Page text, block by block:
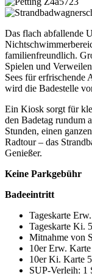
Das flach abfallende
familienfreundlich.
Spielen und
Sees für erfrischende
wird die Badestelle
Ein Kiosk sorgt für
den Badetag rundum
Stunden, einen
Radtour – das
Genießer.
Keine Parkgebühr
Badeeintritt
Tageskarte
Tageskarte Ki.
Mitnahme von
10er Erw.
10er Ki. Karte
SUP-Verleih: 1